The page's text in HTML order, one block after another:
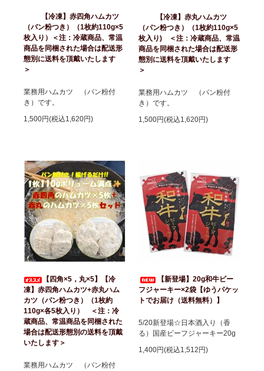
【冷凍】赤四角ハムカツ
（パン粉つき）（1枚約110g×5
枚入り）＜注：冷蔵商品、常温
商品を同梱された場合は配送形
態別に送料を頂戴いたします
＞
業務用ハムカツ （パン粉付
き）です。
1,500円(税込1,620円)
【冷凍】赤丸ハムカツ
（パン粉つき）（1枚約110g×5
枚入り) ＜注：冷蔵商品、常温
商品を同梱された場合は配送形
態別に送料を頂戴いたします
＞
業務用ハムカツ （パン粉付
き）です。
1,500円(税込1,620円)
【四角×5，丸×5】【冷
凍】赤四角ハムカツ+赤丸ハム
カツ（パン粉つき）（1枚約
110g×各5枚入り） ＜注：冷
蔵商品、常温商品を同梱された
場合は配送形態別の送料を頂戴
いたします＞
業務用ハムカツ （パン粉付
【新登場】20g和牛ビー
フジャーキー×2袋【ゆうパケッ
トでお届け（送料無料）】
5/20新登場☆日本酒入り（香
る）国産ビーフジャーキー20g
1,400円(税込1,512円)